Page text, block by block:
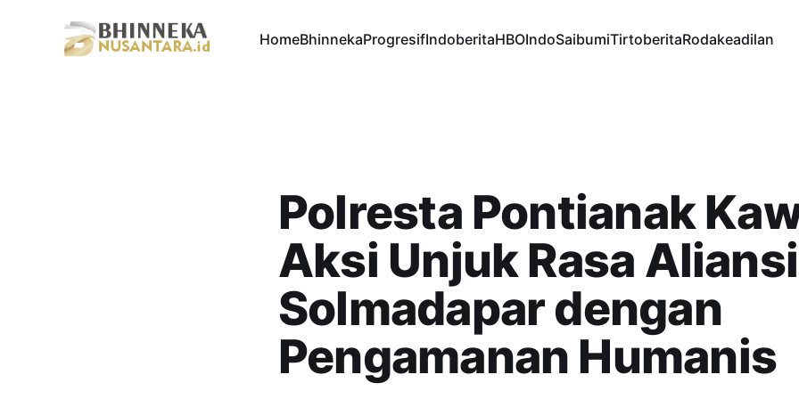
HomeBhinnekaProgresifIndoberitaHBOIndoSaibumiTirtoberitaRodakeadilan
Polresta Pontianak
Aksi Unjuk Rasa Aliansi
Solmadapar dengan
Pengamanan Humanis